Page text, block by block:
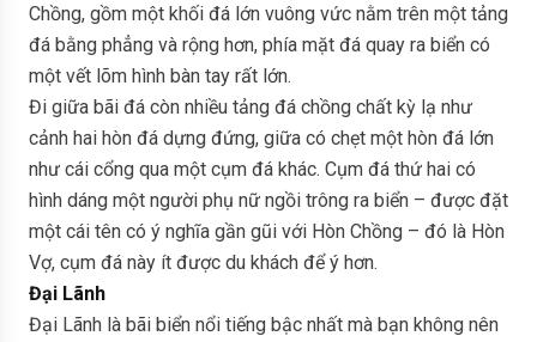
Chồng, gồm một khối đá lớn vuông vức nằm trên một tảng
đá bằng phẳng và rộng hơn, phía mặt đá quay ra biển có
một vết lõm hình bàn tay rất lớn.
Đi giữa bãi đá còn nhiều tảng đá chồng chất kỳ lạ như
cảnh hai hòn đá dựng đứng, giữa có chẹt một hòn đá lớn
như cái cổng qua một cụm đá khác. Cụm đá thứ hai có
hình dáng một người phụ nữ ngồi trông ra biển – được đặt
một cái tên có ý nghĩa gần gũi với Hòn Chồng – đó là Hòn
Vợ, cụm đá này ít được du khách để ý hơn.
Đại Lãnh
Đại Lãnh là bãi biển nổi tiếng bậc nhất mà bạn không nên